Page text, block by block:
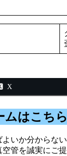
X
はこち
いか分からな
管を誠実にご提